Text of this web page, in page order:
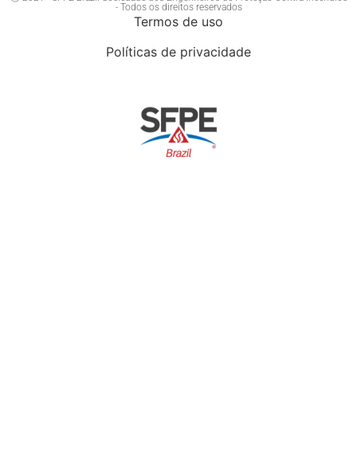
- Todos os direitos reservados
Termos de uso
Políticas de privacidade